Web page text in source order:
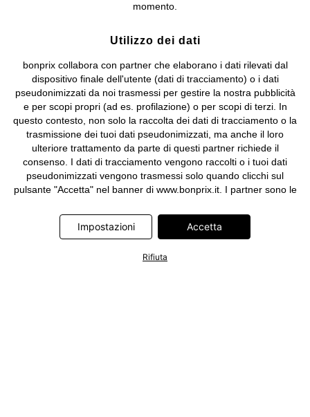
momento.
Utilizzo dei dati
bonprix collabora con partner che elaborano i dati rilevati dal
dispositivo finale dell'utente (dati di tracciamento) o i dati
pseudonimizzati da noi trasmessi per gestire la nostra pubblicità
e per scopi propri (ad es. profilazione) o per scopi di terzi. In
questo contesto, non solo la raccolta dei dati di tracciamento o la
trasmissione dei tuoi dati pseudonimizzati, ma anche il loro
ulteriore trattamento da parte di questi partner richiede il
consenso. I dati di tracciamento vengono raccolti o i tuoi dati
pseudonimizzati vengono trasmessi solo quando clicchi sul
pulsante "Accetta" nel banner di www.bonprix.it. I partner sono le
Limited, Hurra Communications GmbH, ID5 Technology Ltd,
Meta Platforms Ireland Limited, Microsoft Ireland Operations
Information Technologies UK Limited. Ulteriori informazioni sul
Impostazioni Accetta
Rifiuta